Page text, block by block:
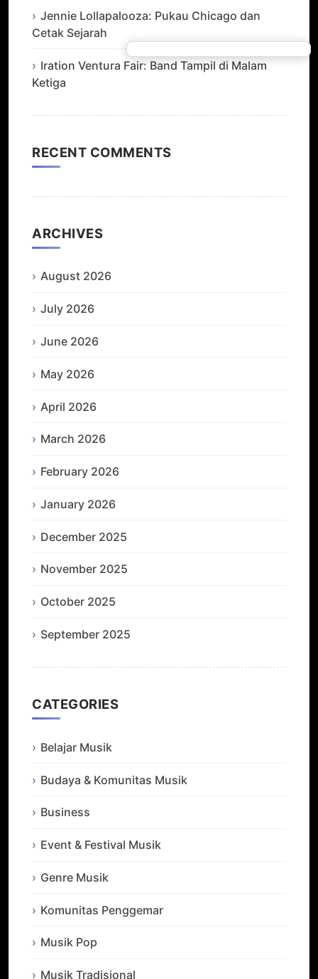
Jennie Lollapalooza: Pukau Chicago dan
Cetak Sejarah
Iration Ventura Fair: Band Tampil di Malam
Ketiga
RECENT COMMENTS
ARCHIVES
August 2026
July 2026
June 2026
May 2026
April 2026
March 2026
February 2026
January 2026
December 2025
November 2025
October 2025
September 2025
CATEGORIES
Belajar Musik
Budaya & Komunitas Musik
Business
Event & Festival Musik
Genre Musik
Komunitas Penggemar
Musik Pop
Musik Tradisional